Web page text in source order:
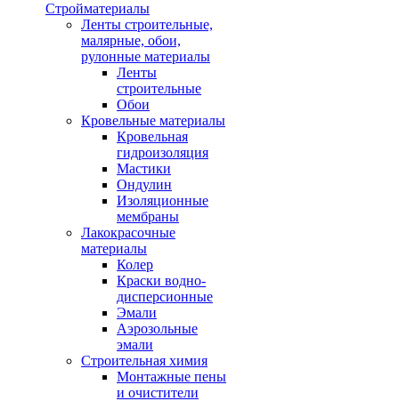
Стройматериалы
Ленты строительные,
малярные, обои,
рулонные материалы
Ленты
строительные
Обои
Кровельные материалы
Кровельная
гидроизоляция
Мастики
Ондулин
Изоляционные
мембраны
Лакокрасочные
материалы
Колер
Краски водно-
дисперсионные
Эмали
Аэрозольные
эмали
Строительная химия
Монтажные пены
и очистители